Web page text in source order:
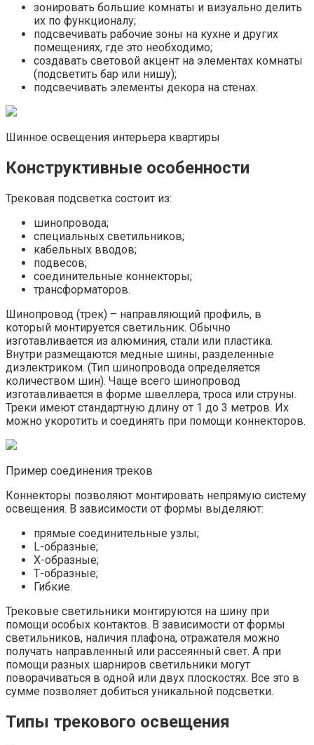
зонировать большие комнаты и визуально делить
их по функционалу;
подсвечивать рабочие зоны на кухне и других
помещениях, где это необходимо;
создавать световой акцент на элементах комнаты
(подсветить бар или нишу);
подсвечивать элементы декора на стенах.
Шинное освещения интерьера квартиры
Конструктивные особенности
Трековая подсветка состоит из:
шинопровода;
специальных светильников;
кабельных вводов;
подвесов;
соединительные коннекторы;
трансформаторов.
Шинопровод (трек) – направляющий профиль, в
который монтируется светильник. Обычно
изготавливается из алюминия, стали или пластика.
Внутри размещаются медные шины, разделенные
диэлектриком. (Тип шинопровода определяется
количеством шин). Чаще всего шинопровод
изготавливается в форме швеллера, троса или струны.
Треки имеют стандартную длину от 1 до 3 метров. Их
можно укоротить и соединять при помощи коннекторов.
Пример соединения треков
Коннекторы позволяют монтировать непрямую систему
освещения. В зависимости от формы выделяют:
прямые соединительные узлы;
L-образные;
X-образные;
Т-образные;
Гибкие.
Трековые светильники монтируются на шину при
помощи особых контактов. В зависимости от формы
светильников, наличия плафона, отражателя можно
получать направленный или рассеянный свет. А при
помощи разных шарниров светильники могут
поворачиваться в одной или двух плоскостях. Все это в
сумме позволяет добиться уникальной подсветки.
Типы трекового освещения